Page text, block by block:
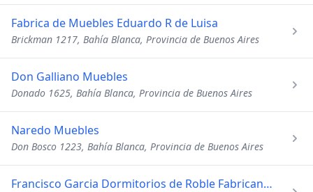
Fabrica de Muebles Eduardo R de Luisa
Brickman 1217, Bahía Blanca, Provincia de Buenos Aires
Don Galliano Muebles
Donado 1625, Bahía Blanca, Provincia de Buenos Aires
Naredo Muebles
Don Bosco 1223, Bahía Blanca, Provincia de Buenos Aires
Francisco Garcia Dormitorios de Roble Fabricantes